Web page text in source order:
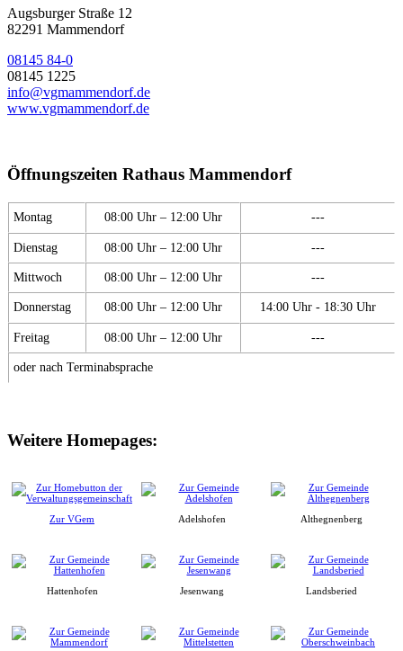
Augsburger Straße 12
82291 Mammendorf
08145 84-0
08145 1225
info@vgmammendorf.de
www.vgmammendorf.de
Öffnungszeiten Rathaus Mammendorf
Montag 08:00 Uhr – 12:00 Uhr ---
Dienstag 08:00 Uhr – 12:00 Uhr ---
Mittwoch 08:00 Uhr – 12:00 Uhr ---
Donnerstag 08:00 Uhr – 12:00 Uhr 14:00 Uhr - 18:30 Uhr
Freitag 08:00 Uhr – 12:00 Uhr ---
oder nach Terminabsprache
Weitere Homepages:
Zur VGem Adelshofen Althegnenberg
Hattenhofen Jesenwang Landsberied